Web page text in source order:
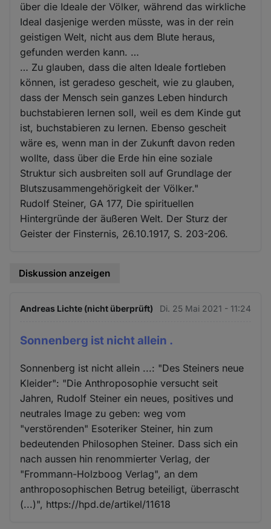
über die Ideale der Völker, während das wirkliche
Ideal dasjenige werden müsste, was in der rein
geistigen Welt, nicht aus dem Blute heraus,
gefunden werden kann. …
… Zu glauben, dass die alten Ideale fortleben
können, ist geradeso gescheit, wie zu glauben,
dass der Mensch sein ganzes Leben hindurch
buchstabieren lernen soll, weil es dem Kinde gut
ist, buchstabieren zu lernen. Ebenso gescheit
wäre es, wenn man in der Zukunft davon reden
wollte, dass über die Erde hin eine soziale
Struktur sich ausbreiten soll auf Grundlage der
Blutszusammengehörigkeit der Völker."
Rudolf Steiner, GA 177, Die spirituellen
Hintergründe der äußeren Welt. Der Sturz der
Geister der Finsternis, 26.10.1917, S. 203-206.
Diskussion anzeigen
Andreas Lichte (nicht überprüft) Di. 25 Mai 2021 - 11:24
Sonnenberg ist nicht allein .
Sonnenberg ist nicht allein ...: "Des Steiners neue
Kleider": "Die Anthroposophie versucht seit
Jahren, Rudolf Steiner ein neues, positives und
neutrales Image zu geben: weg vom
"verstörenden" Esoteriker Steiner, hin zum
bedeutenden Philosophen Steiner. Dass sich ein
nach aussen hin renommierter Verlag, der
"Frommann-Holzboog Verlag", an dem
anthroposophischen Betrug beteiligt, überrascht
(...)", https://hpd.de/artikel/11618